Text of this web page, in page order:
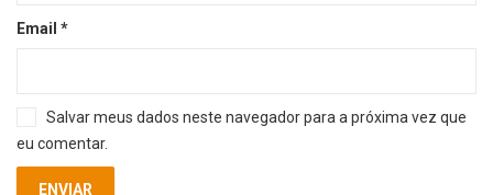
Email *
Salvar meus dados neste navegador para a próxima vez que
eu comentar.